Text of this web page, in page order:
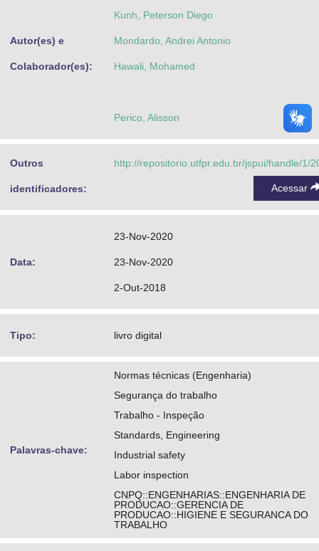
Autor(es) e
Colaborador(es):
Kunh, Peterson Diego
Mondardo, Andrei Antonio
Hawali, Mohamed
Perico, Alisson
Outros
identificadores:
http://repositorio.utfpr.edu.br/jspui/handle/1/
Acessar
Data:
23-Nov-2020
23-Nov-2020
2-Out-2018
Tipo: livro digital
Palavras-chave:
Normas técnicas (Engenharia)
Segurança do trabalho
Trabalho - Inspeção
Standards, Engineering
Industrial safety
Labor inspection
CNPQ::ENGENHARIAS::ENGENHARIA DE
PRODUCAO::GERENCIA DE
PRODUCAO::HIGIENE E SEGURANCA DO
TRABALHO